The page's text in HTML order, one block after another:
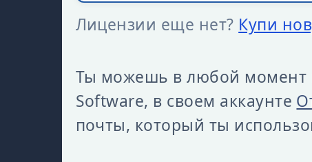
Лицензии еще нет? Купи
Ты можешь в любой момент
Software, в своем аккаунте
почты, который ты